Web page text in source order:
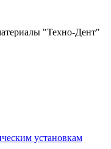
"Техно-Дент"
установкам